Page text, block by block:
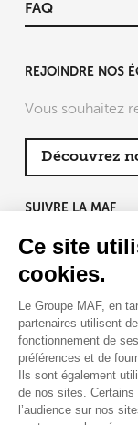
Ce site
cookies.
Le Groupe MAF, en
partenaires utilisent
fonctionnement de
préférences et de
Ils sont également
de nos sites.
l’audience sur nos
FAQ
REJOINDRE NOS
Vous souhaitez
Découvrez
SUIVRE LA MAF
RETROUVEZ-